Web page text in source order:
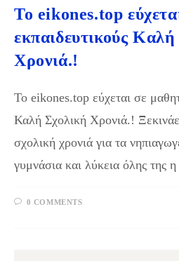
To eikones.top
εκπαιδευτικούς
Χρονιά.!
To eikones.top εύχεται σε
Καλή Σχολική Χρονιά.!
σχολική χρονιά για τα
γυμνάσια και λύκεια όλης
0 COMMENTS